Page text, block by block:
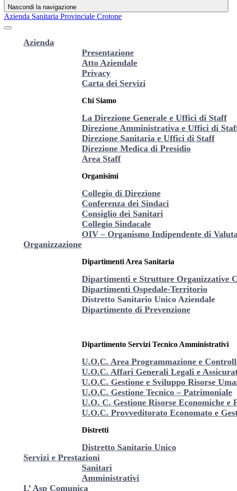
Nascondi la navigazione
Azienda Sanitaria Provinciale Crotone
Azienda
Presentazione
Atto Aziendale
Privacy
Carta dei Servizi
Chi Siamo
La Direzione Generale e Uffici di Staff
Direzione Amministrativa e Uffici di
Direzione Sanitaria e Uffici di Staff
Direzione Medica di Presidio
Area Staff
Organisimi
Collegio di Direzione
Conferenza dei Sindaci
Consiglio dei Sanitari
Collegio Sindacale
OIV – Organismo Indipendente di
Organizzazione
Dipartimenti Area Sanitaria
Dipartimenti e Strutture Organizzative
Dipartimenti Ospedale-Territorio
Distretto Sanitario Unico Aziendale
Dipartimento di Prevenzione
Dipartimento Servizi Tecnico Amministrativi
U.O.C. Area Programmazione e
U.O.C. Affari Generali Legali e
U.O.C. Gestione e Sviluppo Risorse
U.O.C. Gestione Tecnico – Patrimoniale
U.O. C. Gestione Risorse Economiche e
U.O.C. Provveditorato Economato e
Distretti
Distretto Sanitario Unico
Servizi e Prestazioni
Sanitari
Amministrativi
L’ Asp Comunica